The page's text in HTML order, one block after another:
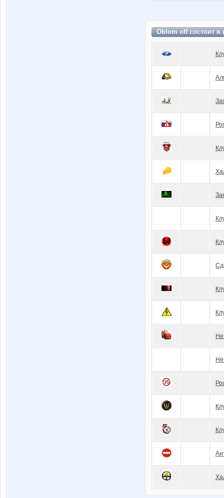
Oblom off состоит в